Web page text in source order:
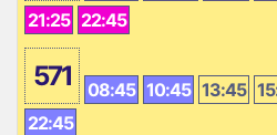
21:25 22:45
571 08:45 10:45 13:45
22:45